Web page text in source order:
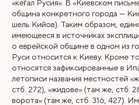
«кеѓал Русия». В «Киевском
община конкретного города —
шель Кийов). Таким образом,
имеющееся в источниках
о еврейской общине в одном из
Руси относится к Киеву. Кроме
относятся зафиксированные в
летописи названия местностей
стб. 272), «жидове» (там же, стб.
ворота» (там же, стб. 316, 427).